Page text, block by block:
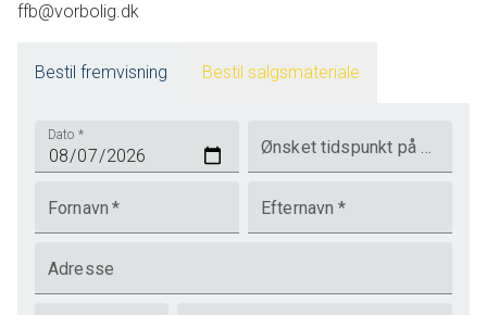
ffb@vorbolig.dk
Bestil fremvisning Bestil salgsmateriale
Dato *
Ønsket tidspunkt på dagen
Fornavn * Efternavn *
Adresse